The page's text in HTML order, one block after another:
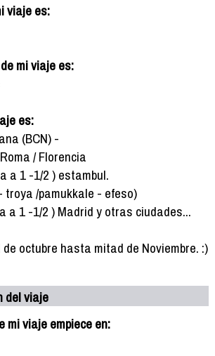
viaje es:
mi viaje es:
es:
(BCN) -
/ Florencia
a 1 -1/2 ) estambul.
troya /pamukkale - efeso)
a 1 -1/2 ) Madrid y otras ciudades...
octubre hasta mitad de Noviembre. :)
del viaje
mi viaje empiece en: